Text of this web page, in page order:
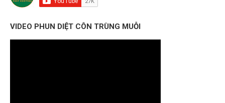
VIDEO PHUN DIỆT CÔN TRÙNG MUỖI